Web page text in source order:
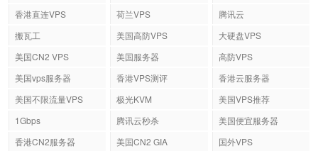
香港直连VPS
荷兰VPS
腾讯云
搬瓦工
美国高防VPS
大硬盘VPS
美国CN2 VPS
美国服务器
高防VPS
美国vps服务器
香港VPS测评
香港云服务器
美国不限流量VPS
极光KVM
美国VPS推荐
1Gbps
腾讯云秒杀
美国便宜服务器
香港CN2服务器
美国CN2 GIA
国外VPS